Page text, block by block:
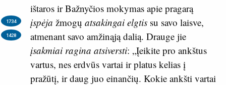
ištaros ir Bažnyčios mokymas apie pragarą
įspėja žmogų atsakingai elgtis su savo laisve,
1734
atmenant savo amžinąją dalią.
1428
Drauge jie
įsakmiai ragina atsiversti: „Įeikite pro ankštus
vartus, nes erdvūs vartai ir platus kelias į
pražūtį, ir daug juo einančių. Kokie ankšti vartai